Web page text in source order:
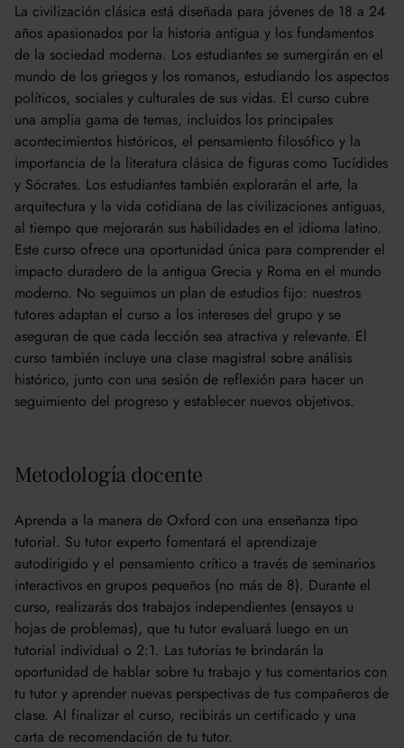
La civilización clásica está diseñada para jóvenes de 18 a 24
años apasionados por la historia antigua y los fundamentos
de la sociedad moderna. Los estudiantes se sumergirán en el
mundo de los griegos y los romanos, estudiando los aspectos
políticos, sociales y culturales de sus vidas. El curso cubre
una amplia gama de temas, incluidos los principales
acontecimientos históricos, el pensamiento filosófico y la
importancia de la literatura clásica de figuras como Tucídides
y Sócrates. Los estudiantes también explorarán el arte, la
arquitectura y la vida cotidiana de las civilizaciones antiguas,
al tiempo que mejorarán sus habilidades en el idioma latino.
Este curso ofrece una oportunidad única para comprender el
impacto duradero de la antigua Grecia y Roma en el mundo
moderno. No seguimos un plan de estudios fijo: nuestros
tutores adaptan el curso a los intereses del grupo y se
aseguran de que cada lección sea atractiva y relevante. El
curso también incluye una clase magistral sobre análisis
histórico, junto con una sesión de reflexión para hacer un
seguimiento del progreso y establecer nuevos objetivos.
Metodología docente
Aprenda a la manera de Oxford con una enseñanza tipo
tutorial. Su tutor experto fomentará el aprendizaje
autodirigido y el pensamiento crítico a través de seminarios
interactivos en grupos pequeños (no más de 8). Durante el
curso, realizarás dos trabajos independientes (ensayos u
hojas de problemas), que tu tutor evaluará luego en un
tutorial individual o 2:1. Las tutorías te brindarán la
oportunidad de hablar sobre tu trabajo y tus comentarios con
tu tutor y aprender nuevas perspectivas de tus compañeros de
clase. Al finalizar el curso, recibirás un certificado y una
carta de recomendación de tu tutor.